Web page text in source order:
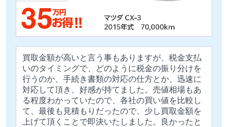
買取金額が高いと言う事もありますが、税金支払
いのタイミングで、どのように税金の振り分けを
行うのか、手続き書類の対応の仕方とか、迅速に
対応して頂き、好感が持てました。売値相場もあ
る程度わかっていたので、各社の買い値を比較し
て、最後も見積もりだったので、少し買取金額を
上げて頂くことで即決いたしました。良かったと